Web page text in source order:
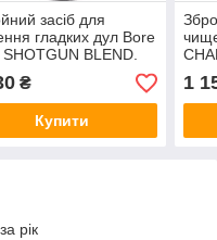
засіб для
гладких дул Bore
SHOTGUN BLEND.
— 473 мл
₴
Купити
—
1
рік